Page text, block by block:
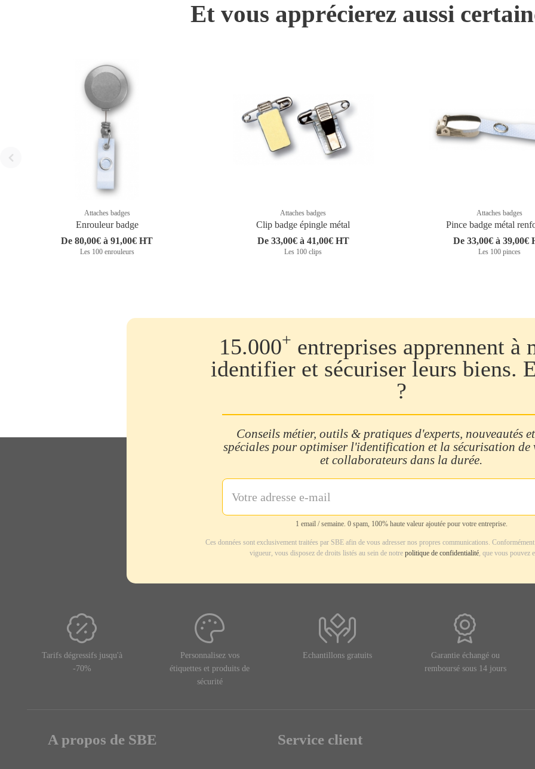
Et vous apprécierez aussi
Attaches badges
Enrouleur badge
De 80,00€ à 91,00€ HT
Les 100 enrouleurs
Attaches badges
Clip badge épingle métal
De 33,00€ à 41,00€ HT
Les 100 clips
Attaches badges
Pince badge métal
De 33,00€ à 39,00€
Les 100 pinces
15.000+ entreprises apprennent à
identifier et sécuriser leurs biens.
?
Conseils métier, outils & pratiques d'experts, nouveautés
spéciales pour optimiser l'identification et la sécurisation de
et collaborateurs dans la durée.
1 email / semaine. 0 spam, 100% haute valeur ajoutée pour votre entreprise.
Ces données sont exclusivement traitées par SBE afin de vous adresser nos propres communications.
vigueur, vous disposez de droits listés au sein de notre politique de confidentialité, que vous pouvez
Tarifs dégressifs jusqu'à
-70%
Personnalisez vos
étiquettes et produits de
sécurité
Echantillons gratuits
Garantie échangé ou
remboursé sous 14 jours
A propos de SBE Service client